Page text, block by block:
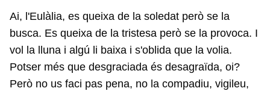
Ai, l'Eulàlia, es queixa de la soledat però se la
busca. Es queixa de la tristesa però se la provoca. I
vol la lluna i algú li baixa i s'oblida que la volia.
Potser més que desgraciada és desagraïda, oi?
Però no us faci pas pena, no la compadiu, vigileu,